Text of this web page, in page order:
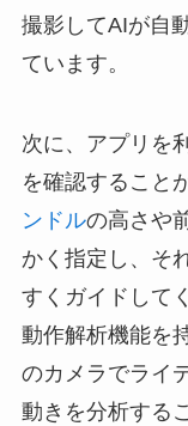
撮影してAIが自
ています。
次に、アプリを
を確認すること
ンドルの高さや
かく指定し、そ
すくガイドして
動作解析機能を
のカメラでライ
動きを分析する